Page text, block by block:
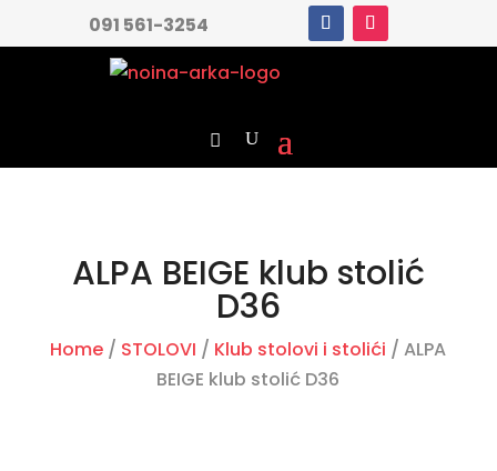
091 561-3254
ALPA BEIGE klub stolić
D36
Home / STOLOVI / Klub stolovi i stolići / ALPA
BEIGE klub stolić D36